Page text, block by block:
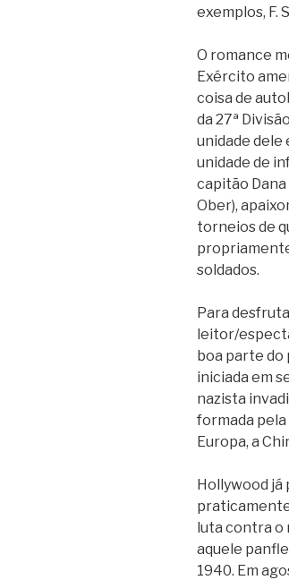
exemplos, F.
O romance
Exército
coisa de
da 27ª
unidade dele
unidade de
capitão
Ober),
torneios de
soldados.
Para
leitor/
boa parte do
iniciada em
nazista
formada pela
Europa, a
Hollywood já
luta contra o
aquele
1940. Em